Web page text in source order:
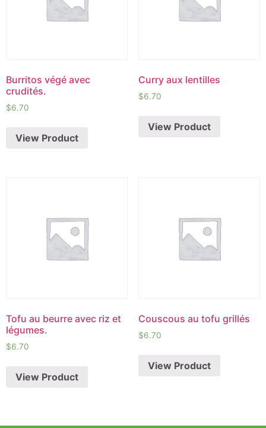
Burritos végé avec
crudités.
$6.70
View Product
Curry aux lentilles
$6.70
View Product
Tofu au beurre avec riz et
légumes.
$6.70
View Product
Couscous au tofu grillés
$6.70
View Product